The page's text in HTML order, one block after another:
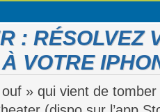
: RÉSOLVEZ
VOTRE
» qui vient de